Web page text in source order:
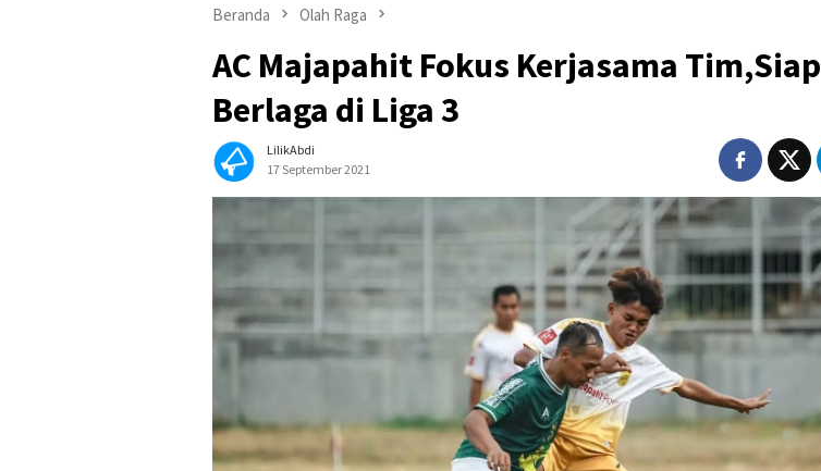
Beranda Olah Raga
AC Majapahit Fokus Kerjasama Tim,Siap
Berlaga di Liga 3
LilikAbdi
17 September 2021